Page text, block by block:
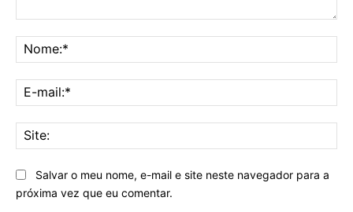
Salvar o meu nome, e-mail e site neste navegador para a
próxima vez que eu comentar.